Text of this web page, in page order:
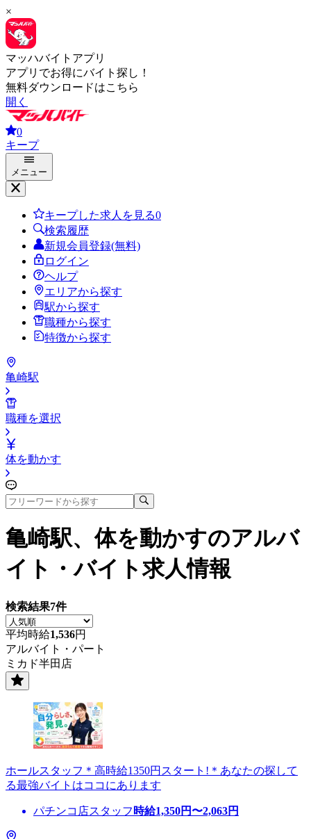
×
マッハバイトアプリ
アプリでお得にバイト探し！
無料ダウンロードはこちら
開く
0
キープ
メニュー
キープした求人を見る0
検索履歴
新規会員登録(無料)
ログイン
ヘルプ
エリアから探す
駅から探す
職種から探す
特徴から探す
亀崎駅
職種を選択
体を動かす
亀崎駅、体を動かすのアルバ
イト・バイト求人情報
検索結果7件
平均時給1,536円
アルバイト・パート
ミカド半田店
ホールスタッフ＊高時給1350円スタート!＊あなたの探して
る最強バイトはココにあります
パチンコ店スタッフ 時給1,350円〜2,063円